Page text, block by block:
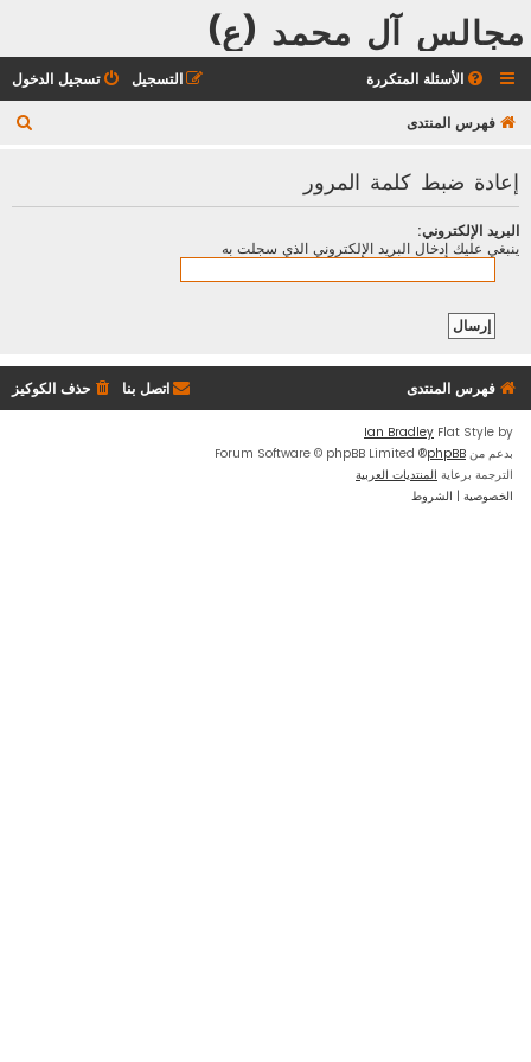
مجالس آل محمد (ع)
الأسئلة المتكررة تسجيل الدخول التسجيل
فهرس المنتدى
إعادة ضبط كلمة المرور
البريد الإلكتروني:
ينبغي عليك إدخال البريد الإلكتروني الذي سجلت به
فهرس المنتدى حذف الكوكيز اتصل بنا
Flat Style by
Ian Bradley
بدعم من phpBB
® Forum Software © phpBB Limited
الترجمة برعاية المنتديات العربية
الخصوصية | الشروط